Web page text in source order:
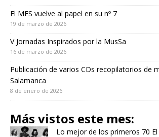
El MES vuelve al papel en su nº 7
19 de marzo de 2026
V Jornadas Inspirados por la MusSa
16 de marzo de 2026
Publicación de varios CDs recopilatorios de
Salamanca
8 de enero de 2026
Más vistos este mes:
Lo mejor de los primeros 70